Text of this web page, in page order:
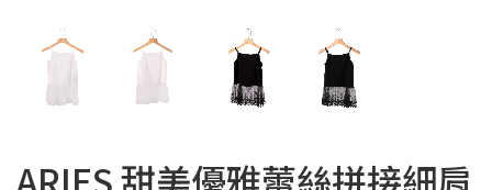
ARIES 甜美優雅蕾絲拼接細肩